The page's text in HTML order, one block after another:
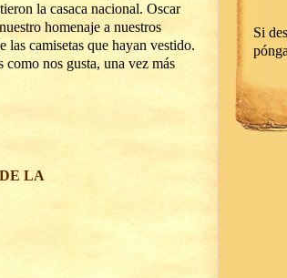
la casaca nacional. Oscar
homenaje a nuestros
las camisetas que hayan vestido.
nos gusta, una vez más
LA
Si